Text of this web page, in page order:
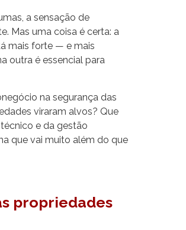
a sensação de
Mas uma coisa é certa: a
mais forte — e mais
outra é essencial para
na segurança das
viraram alvos? Que
e da gestão
que vai muito além do que
propriedades